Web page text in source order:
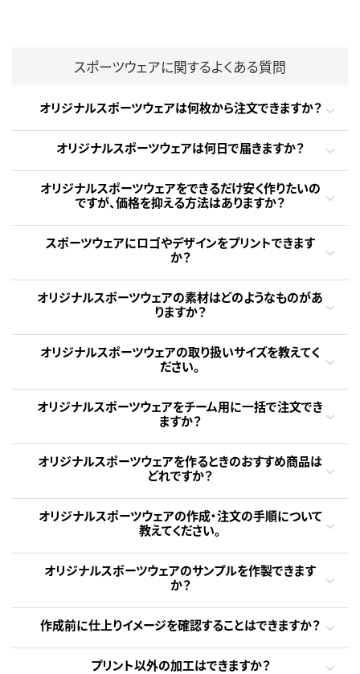
スポーツウェアに関するよくある質問
オリジナルスポーツウェアは何枚から注文できますか？
オリジナルスポーツウェアは何日で届きますか？
オリジナルスポーツウェアをできるだけ安く作りたいの
ですが、価格を抑える方法はありますか？
スポーツウェアにロゴやデザインをプリントできます
か？
オリジナルスポーツウェアの素材はどのようなものがあ
りますか？
オリジナルスポーツウェアの取り扱いサイズを教えてく
ださい。
オリジナルスポーツウェアをチーム用に一括で注文でき
ますか？
オリジナルスポーツウェアを作るときのおすすめ商品は
どれですか？
オリジナルスポーツウェアの作成・注文の手順について
教えてください。
オリジナルスポーツウェアのサンプルを作製できます
か？
作成前に仕上りイメージを確認することはできますか？
プリント以外の加工はできますか？